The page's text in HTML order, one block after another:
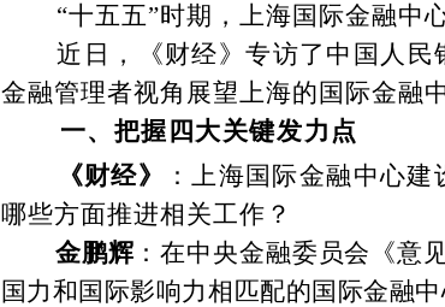
“十五五”时期，上海国际金融中
近日，《财经》专访了中国人民
金融管理者视角展望上海的国际金融
一、把握四大关键发力点
《财经》
：上海国际金融中心
哪些方面推进相关工作？
金鹏辉 ：在中央金融委员会《意
国力和国际影响力相匹配的国际金融